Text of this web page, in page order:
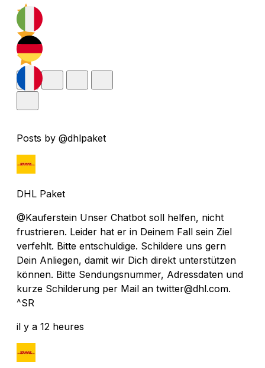
Posts by @dhlpaket
DHL Paket
@Kauferstein Unser Chatbot soll helfen, nicht
frustrieren. Leider hat er in Deinem Fall sein Ziel
verfehlt. Bitte entschuldige. Schildere uns gern
Dein Anliegen, damit wir Dich direkt unterstützen
können. Bitte Sendungsnummer, Adressdaten und
kurze Schilderung per Mail an twitter@dhl.com.
^SR
il y a 12 heures